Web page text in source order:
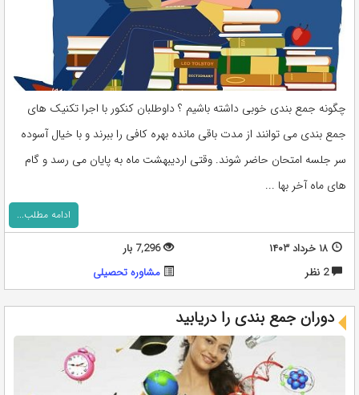
چگونه جمع بندی خوبی داشته باشیم ؟ داوطلبان کنکور با اجرا تکنیک های
جمع بندی می توانند از مدت باقی مانده بهره کافی را ببرند و با خیال آسوده
سر جلسه امتحان حاضر شوند. وقتی اردیبهشت ماه به پایان می رسد و گام
های ماه آخر بها ...
ادامه مطلب...
۱۸ خرداد ۱۴۰۳
7,296 بار
2 نظر
مشاوره تحصيلی
دوران جمع بندی را دریابید